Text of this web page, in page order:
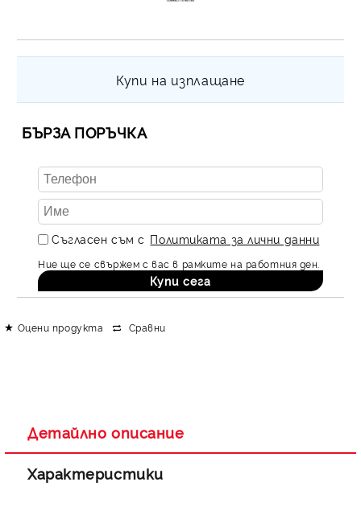
Купи на изплащане
БЪРЗА ПОРЪЧКА
Съгласен съм с Политиката за лични данни
Ние ще се свържем с вас в рамките на работния ден.
Оцени продукта Сравни
Детайлно описание
Характеристики